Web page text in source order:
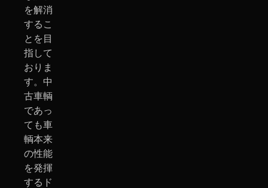
を解消
するこ
とを目
指して
おりま
す。中
古車輌
であっ
ても車
輌本来
の性能
を発揮
するド